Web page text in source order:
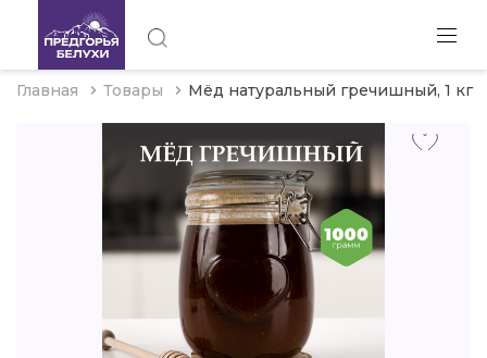
Главная Товары Мёд натуральный гречишный, 1 кг